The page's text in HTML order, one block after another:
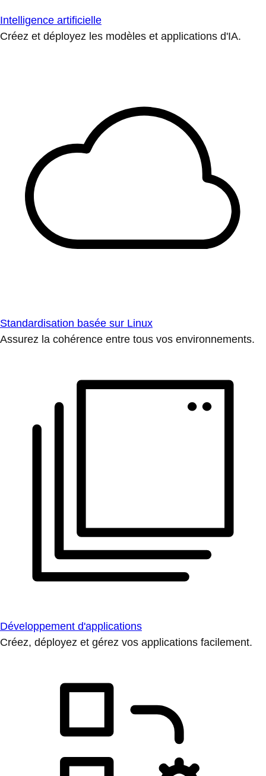
Intelligence artificielle
Créez et déployez les modèles et applications d'IA.
Standardisation basée sur Linux
Assurez la cohérence entre tous vos environnements.
Développement d'applications
Créez, déployez et gérez vos applications facilement.